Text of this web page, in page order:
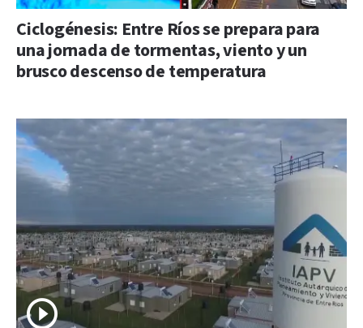
Ciclogénesis: Entre Ríos se prepara para
una jornada de tormentas, viento y un
brusco descenso de temperatura